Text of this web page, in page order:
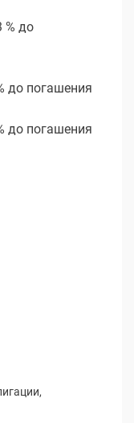
% до
до погашения
до погашения
,